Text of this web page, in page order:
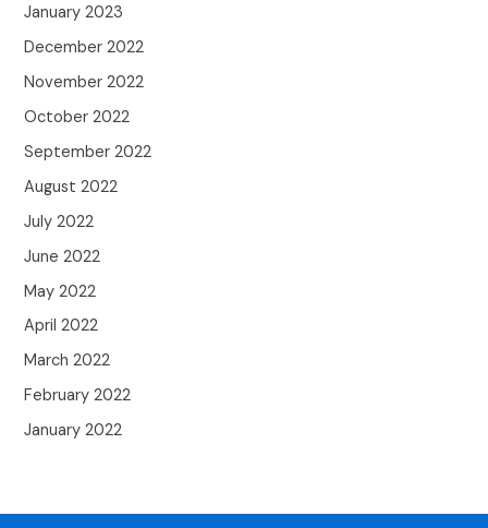
January 2023
December 2022
November 2022
October 2022
September 2022
August 2022
July 2022
June 2022
May 2022
April 2022
March 2022
February 2022
January 2022